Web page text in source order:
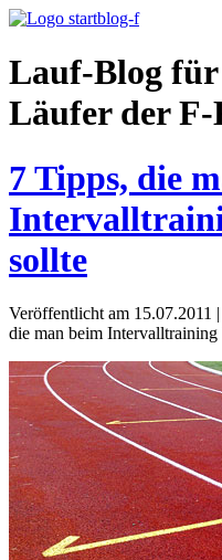
Lauf-Blog
Läufer der F-
7 Tipps, die
sollte
Veröffentlicht am 15.07.2011 |
die man beim Intervalltraining